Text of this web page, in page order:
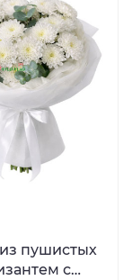
пушистых
с